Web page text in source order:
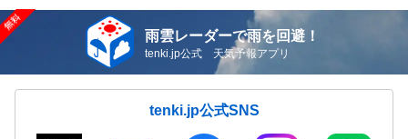
雨雲レーダーで雨を回避！
tenki.jp公式 天気予報アプリ
tenki.jp公式SNS